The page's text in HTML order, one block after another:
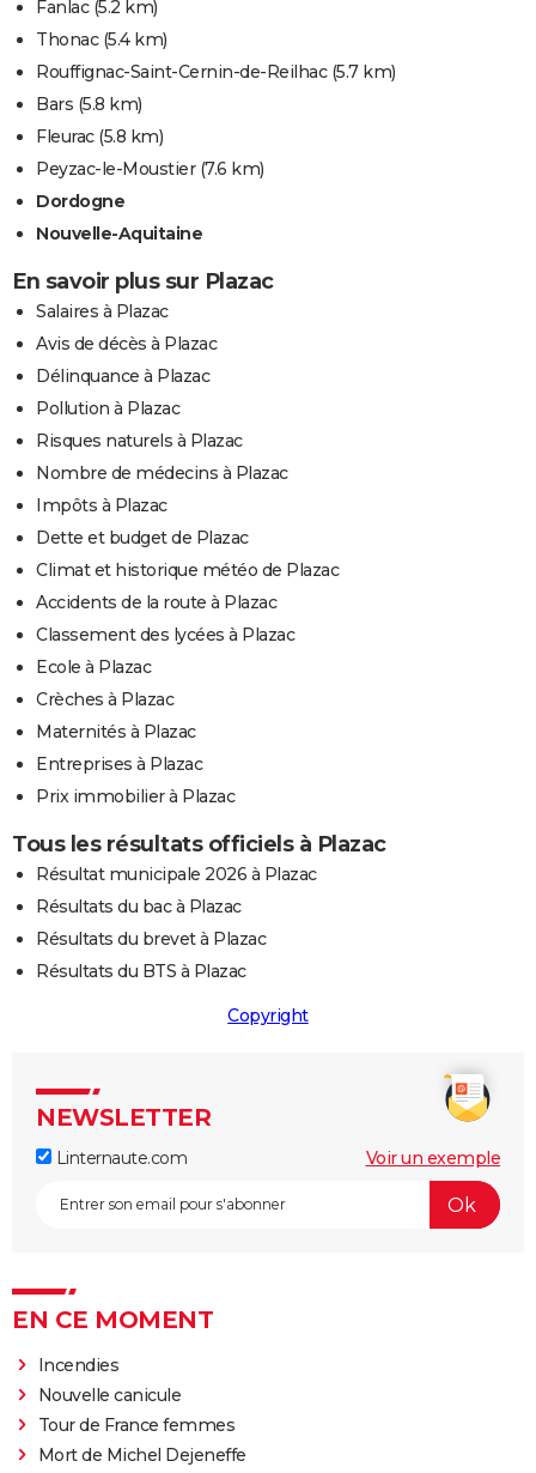
Fanlac(5.2 km)
Thonac(5.4 km)
Rouffignac-Saint-Cernin-de-Reilhac(5.7 km)
Bars (5.8 km)
Fleurac(5.8 km)
Peyzac-le-Moustier(7.6 km)
Dordogne
Nouvelle-Aquitaine
En savoir plus sur Plazac
Salaires à Plazac
Avis de décès à Plazac
Délinquance à Plazac
Pollution à Plazac
Risques naturels à Plazac
Nombre de médecins à Plazac
Impôts à Plazac
Dette et budget de Plazac
Climat et historique météo de Plazac
Accidents de la route à Plazac
Classement des lycées à Plazac
Ecole à Plazac
Crèches à Plazac
Maternités à Plazac
Entreprises à Plazac
Prix immobilier à Plazac
Tous les résultats officiels à Plazac
Résultat municipale 2026 à Plazac
Résultats du bac à Plazac
Résultats du brevet à Plazac
Résultats du BTS à Plazac
Copyright
NEWSLETTER
Linternaute.com Voir un exemple
EN CE MOMENT
Incendies
Nouvelle canicule
Tour de France femmes
Mort de Michel Dejeneffe